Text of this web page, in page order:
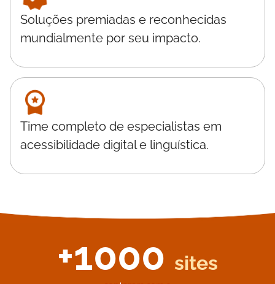
Soluções premiadas e reconhecidas
mundialmente por seu impacto.
Time completo de especialistas em
acessibilidade digital e linguística.
+1000 sites